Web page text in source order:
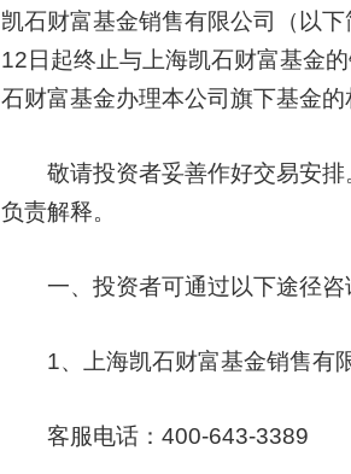
凯石财富基金销售有限公司（以
12日起终止与上海凯石财富基金
石财富基金办理本公司旗下基金的
敬请投资者妥善作好交易安排
负责解释。
一、投资者可通过以下途径咨
1、上海凯石财富基金销售有
客服电话：400-643-3389